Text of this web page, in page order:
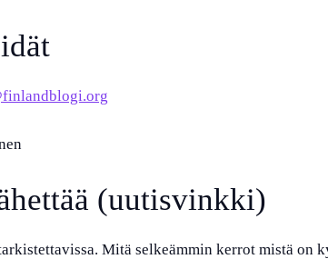
(uutisvinkki)
Mitä selkeämmin kerrot mistä on